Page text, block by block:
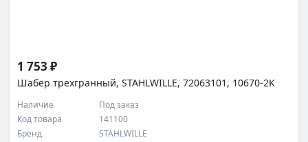
Шабер трехгранный, STAHLWILLE, 72063101, 10670-2K
Код товара 141100
Наличие Под заказ
Бренд STAHLWILLE
1 753 ₽